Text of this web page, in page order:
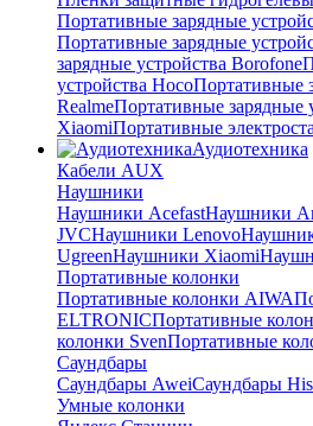
Портативные зарядные
Портативные зарядные
зарядные устройства Borofone
устройства HocoПортативные
RealmeПортативные зарядные
XiaomiПортативные
Аудиотехника
Кабели AUX
Наушники
Наушники AcefastНаушники
JVCНаушники Lenovo
UgreenНаушники Xiaomi
Портативные колонки
Портативные колонки AIWA
ELTRONICПортативные
колонки SvenПортативные
Саундбары
Саундбары AweiСаундбары
Умные колонки